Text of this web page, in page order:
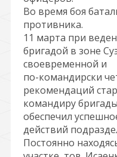
Во время боя
противника.
11 марта при
бригадой в зоне
своевременной и
по-командирски
рекомендаций
командиру бригады
обеспечил
действий
Постоянно